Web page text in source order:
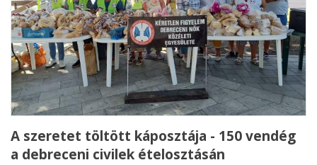
A szeretet töltött káposztája - 150 vendég
a debreceni civilek ételosztásán